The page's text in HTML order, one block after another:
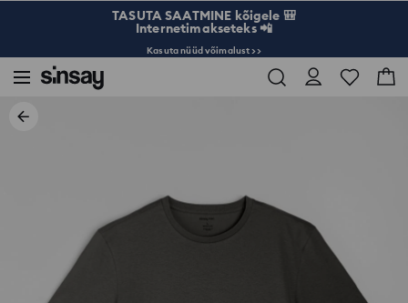
TASUTA SAATMINE kõigele 🎒
Internetimakseteks 📲
Kasuta nüüd võimalust >>